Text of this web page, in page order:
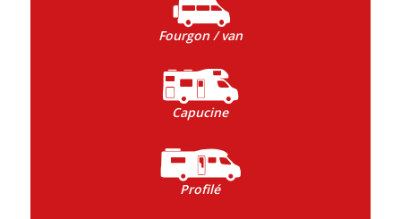
Fourgon / van
Capucine
Profilé